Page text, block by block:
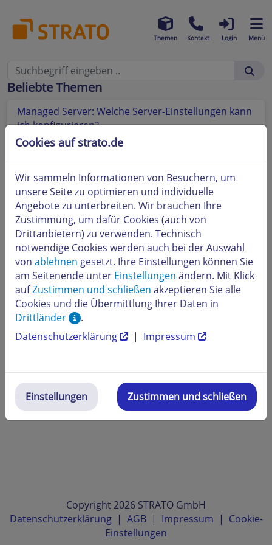
Themen Kontakt Login Menü
Beliebte Themen
Managed Server: Welche Server-Einstellungen kann
ich konfigurieren?
E-Mail-Adressen einrichten und verwalten
Copyright 2026 STRATO GmbH
Datenschutzerklärung | AGB | Impressum | Cookie-
Einstellungen
Cookies auf strato.de
Wir sammeln Informationen von Besuchern, um
unsere Seite zu optimieren und individuelle
Angebote zu unterbreiten. Wir brauchen Ihre
Zustimmung, um dafür Cookies (auch von
Drittanbietern) zu verwenden. Technisch
notwendige Cookies werden auch bei der Auswahl
von ablehnen gesetzt. Ihre Einstellungen können Sie
am Seitenende unter Einstellungen ändern. Mit Klick
aufZustimmen und schließen akzeptieren Sie alle
Cookies und die Übermittlung Ihrer Daten in
Drittländer
.
Datenschutzerklärung
| Impressum
Einstellungen Zustimmen und schließen